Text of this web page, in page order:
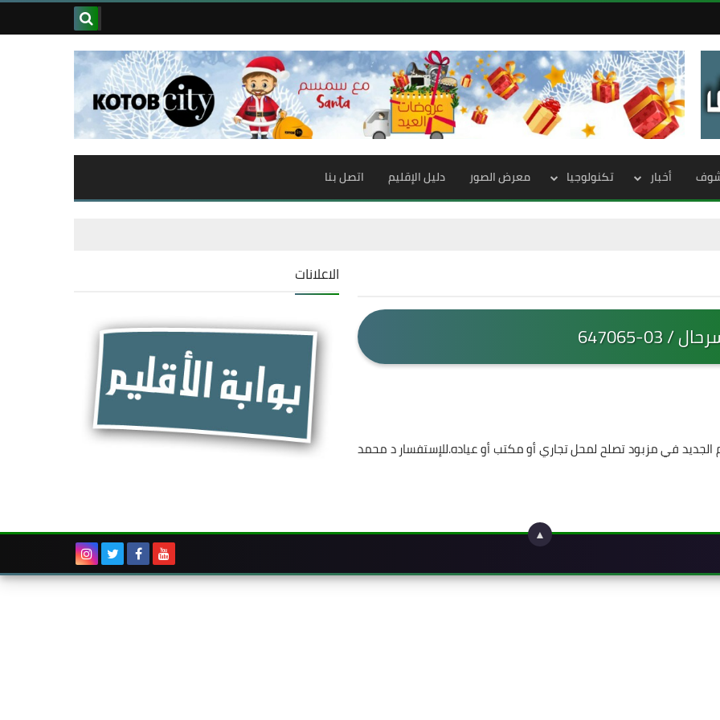
أخبار تكنولوجيا معرض الصور دليل الإقليم اتصل بنا
647065
مول الإقليم الجديد في مزبود تصلح لمحل تجاري أو مكتب أو عياده.للإستفسار د محمد
الاعلانات
▲